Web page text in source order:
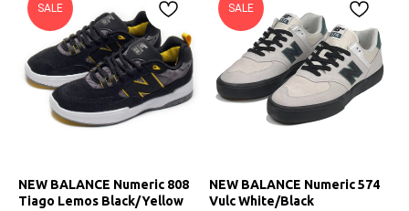
SALE
NEW BALANCE Numeric 808
Tiago Lemos Black/Yellow
SALE
NEW BALANCE Numeric 574
Vulc White/Black